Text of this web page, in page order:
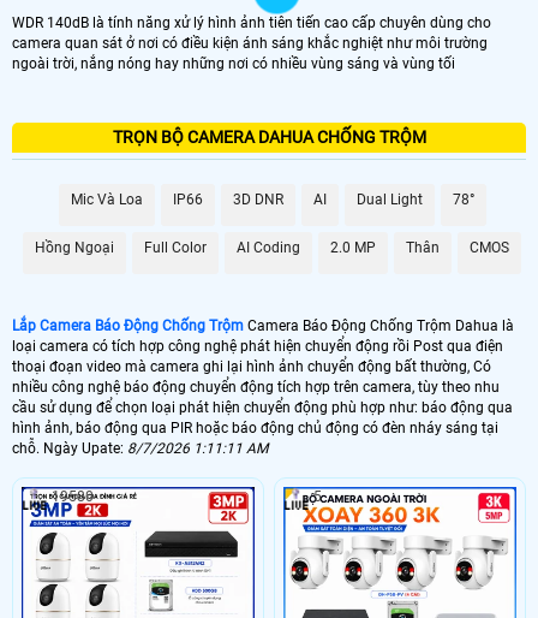
LOẠI CAMERA IP
🌐 Bộ 4 Camera Chống Trộm
8.800,000 VNĐ Camera Chống Trộm Dahua Chuyên Đêm
🔥 4 Camera Chống Trộm Dahua Giá Rẻ
5.000.000 VNĐ Lắp Bộ Camera Chống Trộm Dahua Giá Rẻ
🖥 Camera chống trộm Dahua hầu như loại camera nào cũng có khả năng
chống trộm Dahua , tuy nhiên với những loại camera chống trộm Dahua
không chuyên dụng thì có thể sẽ có những báo động giả khi không có
người, trên đây là những camera có báo động chống trộm Dahua với chức
năng thông mình có nhiều ưu điểm và có thể cấu hình để hạn chế tối đa
báo động giả.
WDR 140dB là tính năng xử lý hình ảnh tiên tiến cao cấp chuyên dùng cho
camera quan sát ở nơi có điều kiện ánh sáng khắc nghiệt như môi trường
ngoài trời, nắng nóng hay những nơi có nhiều vùng sáng và vùng tối
TRỌN BỘ CAMERA DAHUA CHỐNG TRỘM
Mic Và Loa IP66 3D DNR AI Dual Light 78°
Hồng Ngoại Full Color AI Coding 2.0 MP Thân CMOS
Lắp Camera Báo Động Chống Trộm Camera Báo Động Chống Trộm Dahua là
loại camera có tích hợp công nghệ phát hiện chuyển động rồi Post qua điện
thoại đoạn video mà camera ghi lại hình ảnh chuyển động bất thường, Có
nhiều công nghệ báo động chuyển động tích hợp trên camera, tùy theo nhu
cầu sử dụng để chọn loại phát hiện chuyển động phù hợp như: báo động qua
hình ảnh, báo động qua PIR hoặc báo động chủ động có đèn nháy sáng tại
chỗ. Ngày Upate: 8/7/2026 1:11:11 AM
19580 5